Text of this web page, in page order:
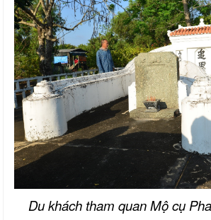
Du khách tham quan Mộ cụ